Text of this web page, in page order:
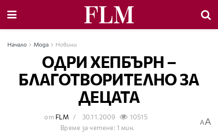
Начало Мода Новини
ОДРИ ХЕПБЪРН –
БЛАГОТВОРИТЕЛНО ЗА
ДЕЦАТА
от FLM 30.11.2009
10515
Време за четене: 1 мин.
AA